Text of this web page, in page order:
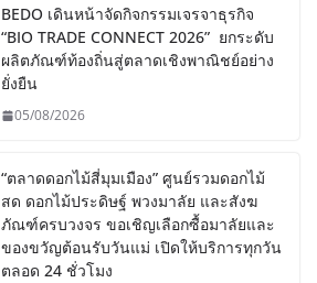
BEDO เดินหน้าจัดกิจกรรมเจรจาธุรกิจ
“BIO TRADE CONNECT 2026” ยกระดับ
ผลิตภัณฑ์ท้องถิ่นสู่ตลาดเชิงพาณิชย์อย่าง
ยั่งยืน
05/08/2026
“ตลาดดอกไม้สี่มุมเมือง” ศูนย์รวมดอกไม้
สด ดอกไม้ประดิษฐ์ พวงมาลัย และสังฆ
ภัณฑ์ครบวงจร ขอเชิญเลือกซื้อมาลัยและ
ของขวัญต้อนรับวันแม่ เปิดให้บริการทุกวัน
ตลอด 24 ชั่วโมง